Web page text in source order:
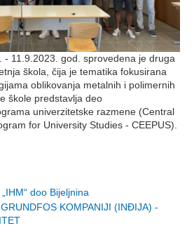
- 11.9.2023. god. sprovedena je druga
škola, čija je tematika fokusirana
oblikovanja metalnih i polimernih
škole predstavlja deo
univerzitetske razmene (Central
for University Studies - CEEPUS).
doo Bijeljnina
KOMPANIJI (INĐIJA) -